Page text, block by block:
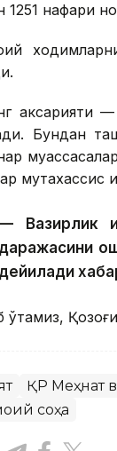
1251 нафари
аксарияти
Бундан
мутахассис
Вазирлик
даражасини
дейилади
ўтамиз,
ҚР Меҳнат
соҳа